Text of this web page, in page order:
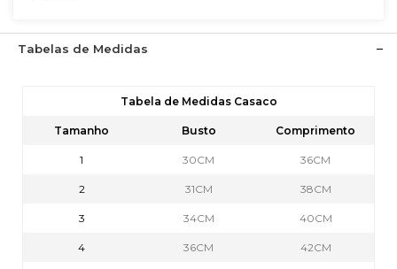
Tabelas de Medidas
Tabela de Medidas Casaco
Tamanho Busto Comprimento
1 30CM 36CM
2 31CM 38CM
3 34CM 40CM
4 36CM 42CM